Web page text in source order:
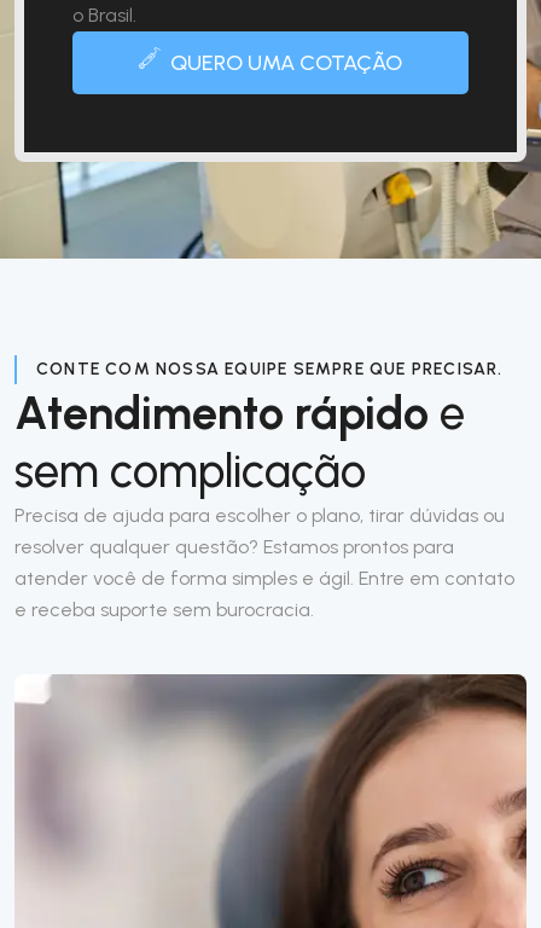
o Brasil.
QUERO UMA COTAÇÃO
CONTE COM NOSSA EQUIPE SEMPRE QUE PRECISAR.
Atendimento rápido e
sem complicação
Precisa de ajuda para escolher o plano, tirar dúvidas ou
resolver qualquer questão? Estamos prontos para
atender você de forma simples e ágil. Entre em contato
e receba suporte sem burocracia.